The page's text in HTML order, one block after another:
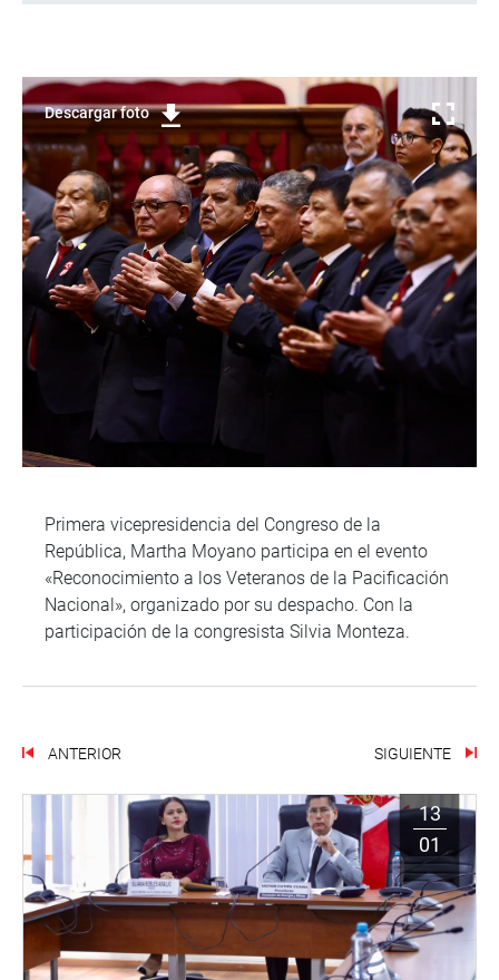
Descargar foto
Primera vicepresidencia del Congreso de la
República, Martha Moyano participa en el evento
«Reconocimiento a los Veteranos de la Pacificación
Nacional», organizado por su despacho. Con la
participación de la congresista Silvia Monteza.
ANTERIOR SIGUIENTE
13
01